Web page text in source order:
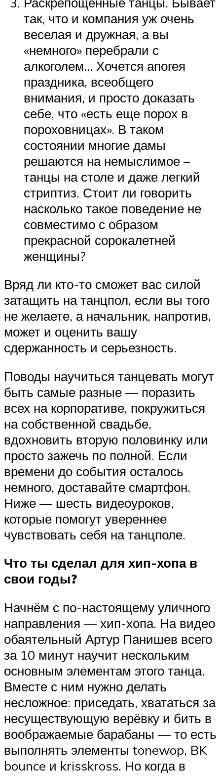
так, что и компания уж очень
веселая и дружная, а вы
«немного» перебрали с
алкоголем… Хочется апогея
праздника, всеобщего
внимания, и просто доказать
себе, что «есть еще порох в
пороховницах». В таком
состоянии многие дамы
решаются на немыслимое –
танцы на столе и даже легкий
стриптиз. Стоит ли говорить
насколько такое поведение не
совместимо с образом
прекрасной сорокалетней
женщины?
Вряд ли кто-то сможет вас силой
затащить на танцпол, если вы того
не желаете, а начальник, напротив,
может и оценить вашу
сдержанность и серьезность.
Поводы научиться танцевать могут
быть самые разные — поразить
всех на корпоративе, покружиться
на собственной свадьбе,
вдохновить вторую половинку или
просто зажечь по полной. Если
времени до события осталось
немного, доставайте смартфон.
Ниже — шесть видеоуроков,
которые помогут увереннее
чувствовать себя на танцполе.
Что ты сделал для хип-хопа в
свои годы?
Начнём с по-настоящему уличного
направления — хип-хопа. На видео
обаятельный Артур Панишев всего
за 10 минут научит нескольким
основным элементам этого танца.
Вместе с ним нужно делать
несложное: приседать, хвататься за
несуществующую верёвку и бить в
воображаемые барабаны — то есть
выполнять элементы tonewop, BK
bounce и krisskross. Но когда в